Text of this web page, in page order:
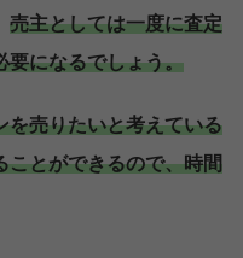
売主としては一度に査定
要になるでしょう。
を売りたいと考えている
ことができるので、時間